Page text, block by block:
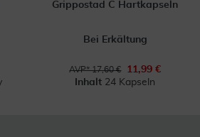
Grippostad C Hartkapseln
Bei Erkältung
AVP* 17,60 €
11,99 €
Inhalt 24 Kapseln